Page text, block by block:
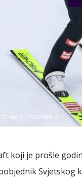
/ PROFIMEDIA
koji je prošle
Svjetskog